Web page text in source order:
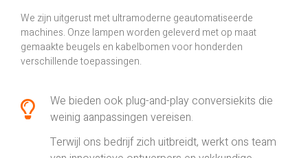
We zijn uitgerust met ultramoderne geautomatiseerde
machines. Onze lampen worden geleverd met op maat
gemaakte beugels en kabelbomen voor honderden
verschillende toepassingen.
We bieden ook plug-and-play conversiekits die
weinig aanpassingen vereisen.
Terwijl ons bedrijf zich uitbreidt, werkt ons team